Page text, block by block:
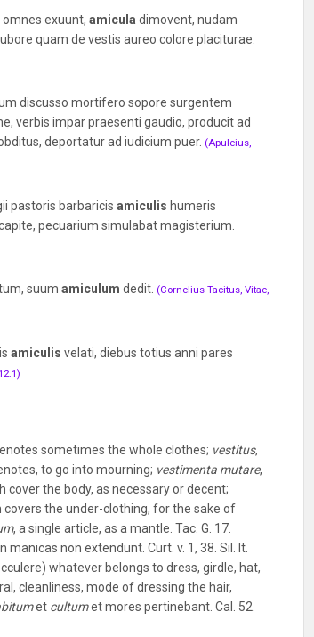
exuunt, amicula dimovent, nudam
quam de vestis aureo colore placiturae.
discusso mortifero sopore surgentem
verbis impar praesenti gaudio, producit ad
deportatur ad iudicium puer. (Apuleius,
pastoris barbaricis amiculis humeris
pecuarium simulabat magisterium.
suum amiculum dedit. (Cornelius Tacitus, Vitae,
amiculis velati, diebus totius anni pares
sometimes the whole clothes; vestitus,
to go into mourning; vestimenta mutare,
the body, as necessary or decent;
the under-clothing, for the sake of
, a single article, as a mantle. Tac. G. 17.
manicas non extendunt. Curt. v. 1, 38. Sil. It.
whatever belongs to dress, girdle, hat,
cleanliness, mode of dressing the hair,
et cultumet mores pertinebant. Cal. 52.